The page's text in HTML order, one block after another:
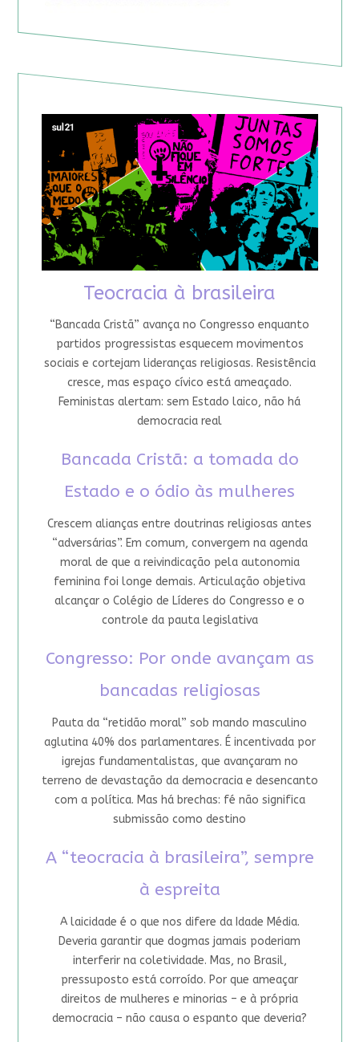
Teocracia à brasileira
“Bancada Cristã” avança no Congresso enquanto
partidos progressistas esquecem movimentos
sociais e cortejam lideranças religiosas. Resistência
cresce, mas espaço cívico está ameaçado.
Feministas alertam: sem Estado laico, não há
democracia real
Bancada Cristã: a tomada do
Estado e o ódio às mulheres
Crescem alianças entre doutrinas religiosas antes
“adversárias”. Em comum, convergem na agenda
moral de que a reivindicação pela autonomia
feminina foi longe demais. Articulação objetiva
alcançar o Colégio de Líderes do Congresso e o
controle da pauta legislativa
Congresso: Por onde avançam as
bancadas religiosas
Pauta da “retidão moral” sob mando masculino
aglutina 40% dos parlamentares. É incentivada por
igrejas fundamentalistas, que avançaram no
terreno de devastação da democracia e desencanto
com a política. Mas há brechas: fé não significa
submissão como destino
A “teocracia à brasileira”, sempre
à espreita
A laicidade é o que nos difere da Idade Média.
Deveria garantir que dogmas jamais poderiam
interferir na coletividade. Mas, no Brasil,
pressuposto está corroído. Por que ameaçar
direitos de mulheres e minorias – e à própria
democracia – não causa o espanto que deveria?